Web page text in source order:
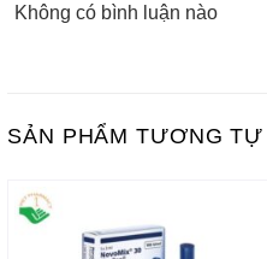
Không có bình luận nào
SẢN PHẨM TƯƠNG TỰ